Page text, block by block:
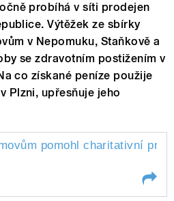
probíhá v síti prodejen
Výtěžek ze sbírky
v Nepomuku, Staňkově a
se zdravotním postižením v
co získané peníze použije
Plzni, upřesňuje jeho
pomohl charitativní